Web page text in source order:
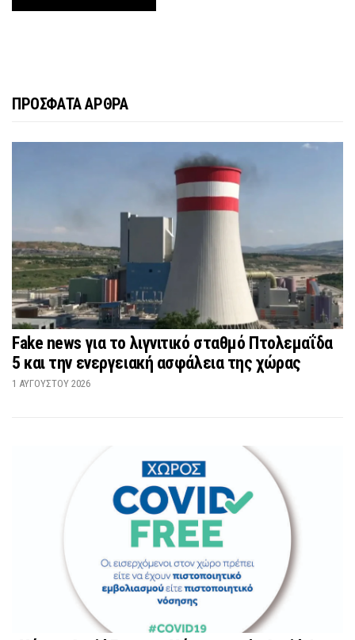
ΠΡΟΣΦΑΤΑ ΑΡΘΡΑ
Fake news για το λιγνιτικό σταθμό Πτολεμαΐδα
5 και την ενεργειακή ασφάλεια της χώρας
1 ΑΥΓΟΎΣΤΟΥ 2026